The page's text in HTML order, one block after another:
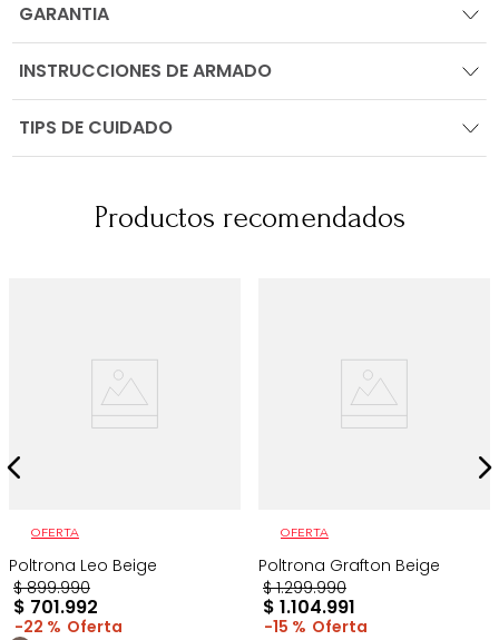
GARANTIA
INSTRUCCIONES DE ARMADO
TIPS DE CUIDADO
Productos recomendados
OFERTA
Poltrona Leo Beige
$ 899.990
$ 701.992
22 %
OFERTA
Poltrona Grafton Beige
$ 1.299.990
$ 1.104.991
15 %